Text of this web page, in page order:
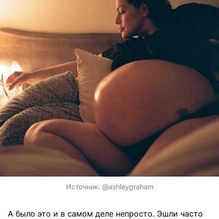
Источник: @ashleygraham
А было это и в самом деле непросто. Эшли часто